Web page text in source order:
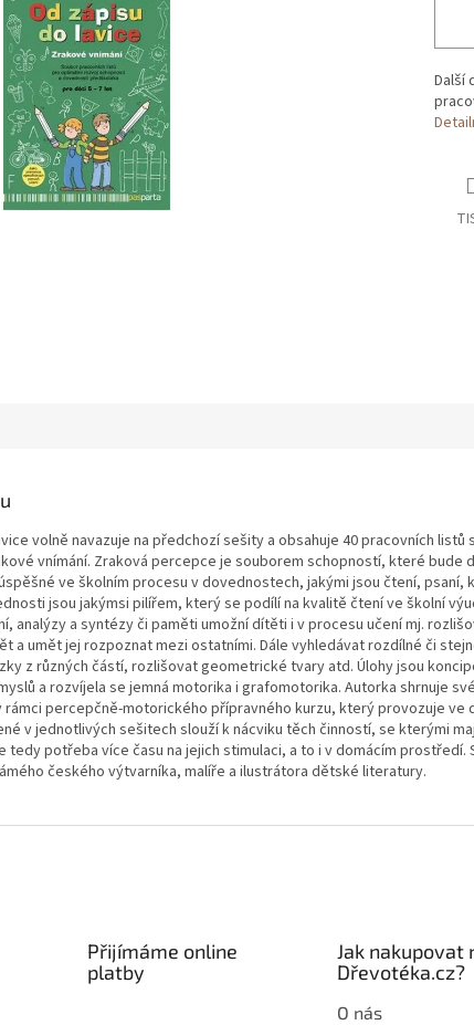
Další
volně navazuje na předchozí sešity a obsahuje 40 pracovních listů
vnímání. Zraková percepce je souborem schopností, které bude
ve školním procesu v dovednostech, jakými jsou čtení, psaní,
jsou jakýmsi pilířem, který se podílí na kvalitě čtení ve školní
analýzy a syntézy či paměti umožní dítěti i v procesu učení mj.
a umět jej rozpoznat mezi ostatními. Dále vyhledávat rozdílné či
z různých částí, rozlišovat geometrické tvary atd. Úlohy jsou
a rozvíjela se jemná motorika i grafomotorika. Autorka shrnuje
percepčně-motorického přípravného kurzu, který provozuje ve
v jednotlivých sešitech slouží k nácviku těch činností, se kterými
potřeba více času na jejich stimulaci, a to i v domácím prostředí.
českého výtvarníka, malíře a ilustrátora dětské literatury.
Přijímáme online
platby
Jak nakupovat
Dřevotéka.cz?
O nás